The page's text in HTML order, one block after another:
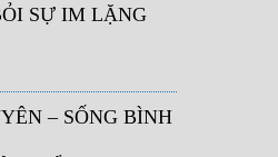
SỰ IM LẶNG
– SỐNG BÌNH